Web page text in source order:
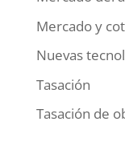
Mercado y
Nuevas
Tasación
Tasación de